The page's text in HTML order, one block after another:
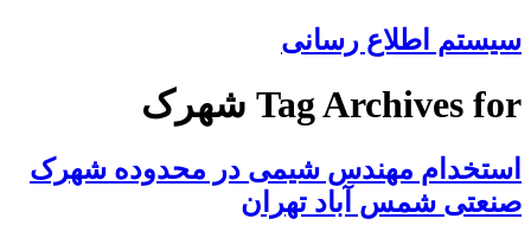
سیستم اطلاع رسانی
Tag Archives for شهرک
استخدام مهندس شیمی در محدوده شهرک
صنعتی شمس آباد تهران